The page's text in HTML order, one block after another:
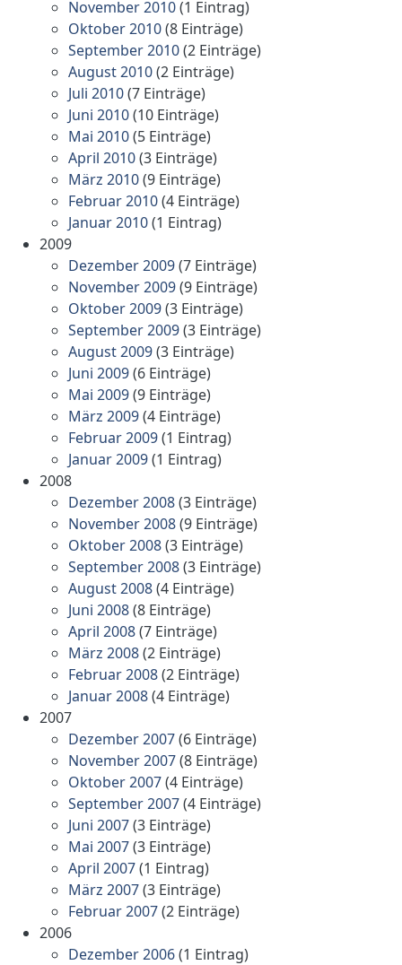
November 2010(1 Eintrag)
Oktober 2010(8 Einträge)
September 2010(2 Einträge)
August 2010(2 Einträge)
Juli 2010(7 Einträge)
Juni 2010(10 Einträge)
Mai 2010(5 Einträge)
April 2010(3 Einträge)
März 2010(9 Einträge)
Februar 2010(4 Einträge)
Januar 2010(1 Eintrag)
2009
Dezember 2009(7 Einträge)
November 2009(9 Einträge)
Oktober 2009(3 Einträge)
September 2009(3 Einträge)
August 2009(3 Einträge)
Juni 2009(6 Einträge)
Mai 2009(9 Einträge)
März 2009(4 Einträge)
Februar 2009(1 Eintrag)
Januar 2009(1 Eintrag)
2008
Dezember 2008(3 Einträge)
November 2008(9 Einträge)
Oktober 2008(3 Einträge)
September 2008(3 Einträge)
August 2008(4 Einträge)
Juni 2008(8 Einträge)
April 2008(7 Einträge)
März 2008(2 Einträge)
Februar 2008(2 Einträge)
Januar 2008(4 Einträge)
2007
Dezember 2007(6 Einträge)
November 2007(8 Einträge)
Oktober 2007(4 Einträge)
September 2007(4 Einträge)
Juni 2007(3 Einträge)
Mai 2007(3 Einträge)
April 2007(1 Eintrag)
März 2007(3 Einträge)
Februar 2007(2 Einträge)
2006
Dezember 2006(1 Eintrag)